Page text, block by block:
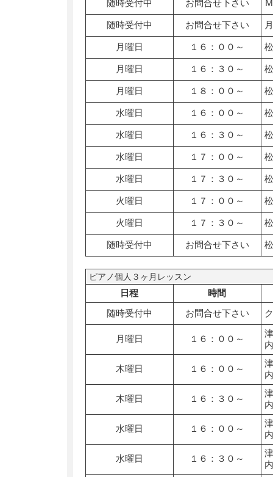
随時受付中 お問合せ下さい
随時受付中 お問合せ下さい
月曜日 １６：００～
月曜日 １６：３０～
月曜日 １８：００～
水曜日 １６：００～
水曜日 １６：３０～
水曜日 １７：００～
水曜日 １７：３０～
火曜日 １７：００～
火曜日 １７：３０～
随時受付中 お問合せ下さい
ピアノ個人３ヶ月レッスン
日程
時間
随時受付中
お問合せ下さい
月曜日 １６：００～
木曜日 １６：００～
木曜日 １６：３０～
水曜日 １６：００～
水曜日 １６：３０～